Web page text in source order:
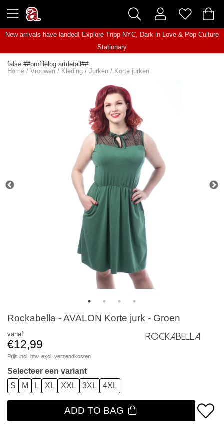
New arrivals have landed! Explore Tripp NYC, Dark in Love& Pop Culture
Stationary
false ##profilelog.artdetail##
Home / Vrouwen / Kleding / Jurken / Korte jurken
Rockabella - AVALON Korte jurk - Groen
vanaf
€12,99
Prijs incl. btw, excl. verzendkosten
Rockabella
Selecteer een variant
S
M L XL XXL 3XL 4XL
ADD TO BAG